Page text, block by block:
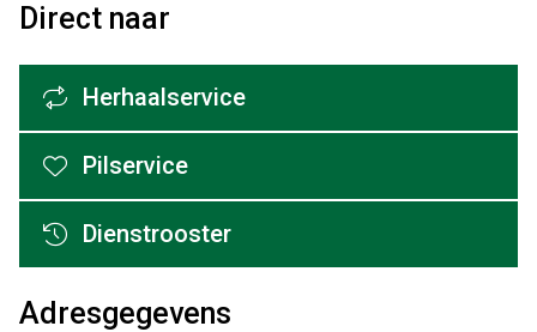
Direct naar
Herhaalservice
Pilservice
Dienstrooster
Adresgegevens